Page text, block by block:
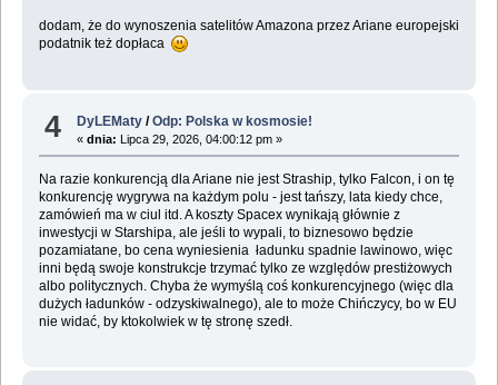
dodam, że do wynoszenia satelitów Amazona przez Ariane europejski
podatnik też dopłaca
4 DyLEMaty /Odp: Polska w kosmosie!
«dnia: Lipca 29, 2026, 04:00:12 pm »
Na razie konkurencją dla Ariane nie jest Straship, tylko Falcon, i on tę
konkurencję wygrywa na każdym polu - jest tańszy, lata kiedy chce,
zamówień ma w ciul itd. A koszty Spacex wynikają głównie z
inwestycji w Starshipa, ale jeśli to wypali, to biznesowo będzie
pozamiatane, bo cena wyniesienia ładunku spadnie lawinowo, więc
inni będą swoje konstrukcje trzymać tylko ze względów prestiżowych
albo politycznych. Chyba że wymyślą coś konkurencyjnego (więc dla
dużych ładunków - odzyskiwalnego), ale to może Chińczycy, bo w EU
nie widać, by ktokolwiek w tę stronę szedł.